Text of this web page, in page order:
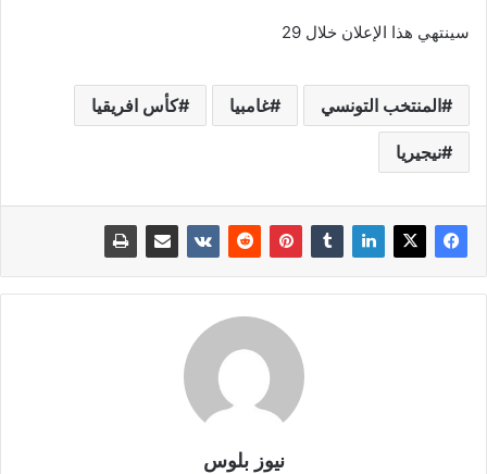
‏سينتهي هذا الإعلان خلال 29
المنتخب التونسي غامبيا كأس افريقيا
نيجيريا
نيوز بلوس